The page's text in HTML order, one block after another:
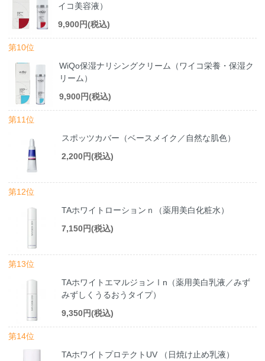
イコ美容液）
9,900円(税込)
第10位
WiQo保湿ナリシングクリーム（ワイコ栄養・保湿ク
リーム）
9,900円(税込)
第11位
スポッツカバー（ベースメイク／自然な肌色）
2,200円(税込)
第12位
TAホワイトローションｎ（薬用美白化粧水）
7,150円(税込)
第13位
TAホワイトエマルジョンⅠn（薬用美白乳液／みず
みずしくうるおうタイプ）
9,350円(税込)
第14位
TAホワイトプロテクトUV （日焼け止め乳液）